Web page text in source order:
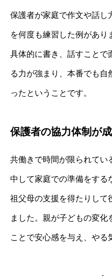
保護者が家庭で作文や話し
を何度も練習した例があり
具体的に書き、話すことで
る力が強まり、本番でも自
ったということです。
保護者の協力体制が
共働きで時間が限られてい
中して家庭での準備をする
祖父母の支援を得たりして
ました。親が子どもの変化
ことで安心感を与え、やる